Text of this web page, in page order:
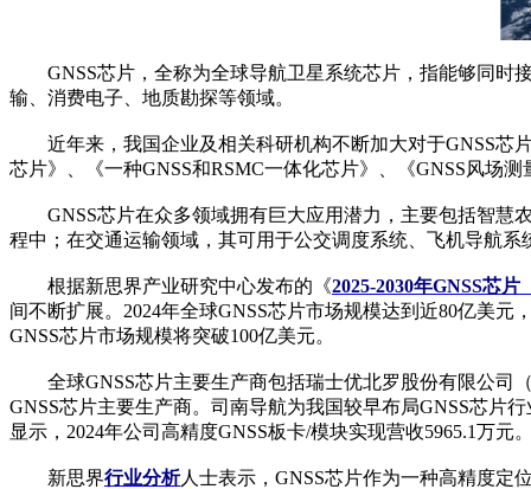
GNSS芯片，全称为全球导航卫星系统芯片，指能够同时
输、消费电子、地质勘探等领域。
近年来，我国企业及相关科研机构不断加大对于GNSS芯片
芯片》、《一种GNSS和RSMC一体化芯片》、《GNSS风场
GNSS芯片在众多领域拥有巨大应用潜力，主要包括智慧
程中；在交通运输领域，其可用于公交调度系统、飞机导航
根据新思界产业研究中心发布的《2025-2030年GNSS芯
间不断扩展。2024年全球GNSS芯片市场规模达到近80亿美
GNSS芯片市场规模将突破100亿美元。
全球GNSS芯片主要生产商包括瑞士优北罗股份有限公司（
GNSS芯片主要生产商。司南导航为我国较早布局GNSS芯片
显示，2024年公司高精度GNSS板卡/模块实现营收5965.1万元
新思界行业分析人士表示，GNSS芯片作为一种高精度定